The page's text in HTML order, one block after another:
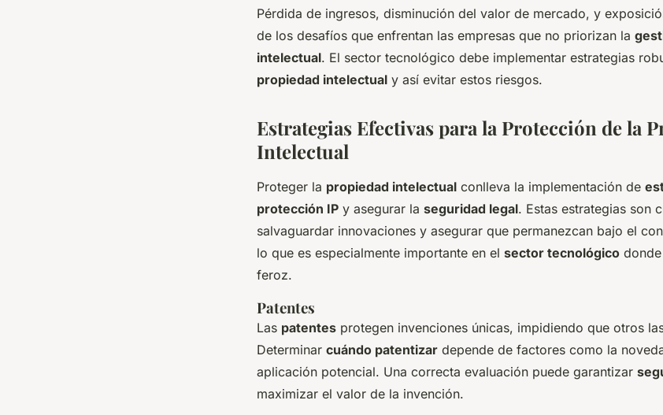
Pérdida de ingresos, disminución del valor de mercado, y
de los desafíos que enfrentan las empresas que no priorizan la
intelectual. El sector tecnológico debe implementar estrategias
propiedad intelectual y así evitar estos riesgos.
Estrategias Efectivas para la Protección de la
Intelectual
Proteger la propiedad intelectual conlleva la implementación de
protección IP y asegurar la seguridad legal. Estas estrategias son
salvaguardar innovaciones y asegurar que permanezcan bajo el
lo que es especialmente importante en el sector tecnológico
feroz.
Patentes
Las patentes protegen invenciones únicas, impidiendo que otros
Determinar cuándo patentizar depende de factores como la
aplicación potencial. Una correcta evaluación puede garantizar
maximizar el valor de la invención.